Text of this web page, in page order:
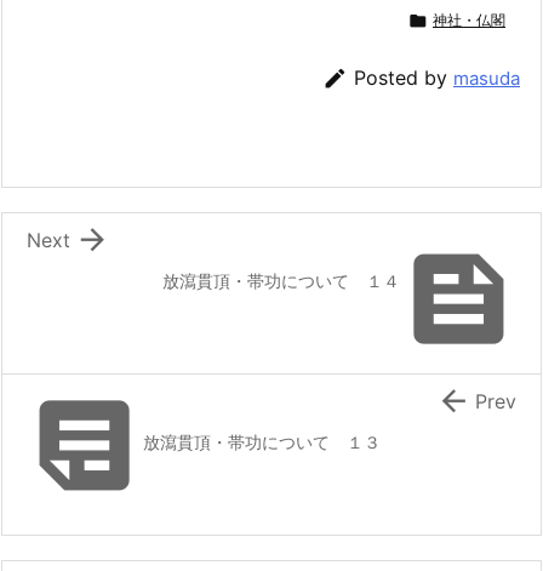
 神社・仏閣
 Posted by masuda

放瀉貫頂・帯功について １４

Next
放瀉貫頂・帯功について １３
 Prev